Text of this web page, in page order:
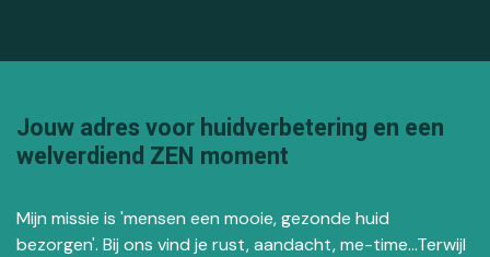
Jouw adres voor huidverbetering en een
welverdiend ZEN moment
Mijn missie is 'mensen een mooie, gezonde huid
bezorgen'. Bij ons vind je rust, aandacht, me-time...Terwijl